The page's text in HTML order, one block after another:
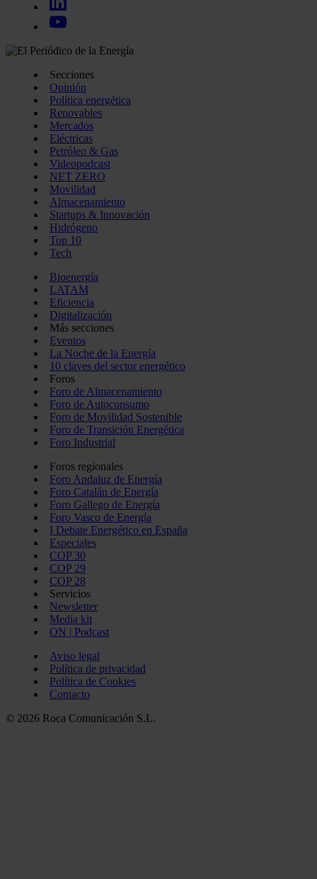
Secciones
Opinión
Política energética
Renovables
Mercados
Eléctricas
Petróleo & Gas
Videopodcast
NET ZERO
Movilidad
Almacenamiento
Startups & Innovación
Hidrógeno
Top 10
Tech
Bioenergía
LATAM
Eficiencia
Digitalización
Más secciones
Eventos
La Noche de la Energía
10 claves del sector energético
Foros
Foro de Almacenamiento
Foro de Autoconsumo
Foro de Movilidad Sostenible
Foro de Transición Energética
Foro Industrial
Foros regionales
Foro Andaluz de Energía
Foro Catalán de Energía
Foro Gallego de Energía
Foro Vasco de Energía
I Debate Energético en España
Especiales
COP 30
COP 29
COP 28
Servicios
Newsletter
Media kit
ON | Podcast
Aviso legal
Política de privacidad
Política de Cookies
Contacto
© 2026 Roca Comunicación S.L.